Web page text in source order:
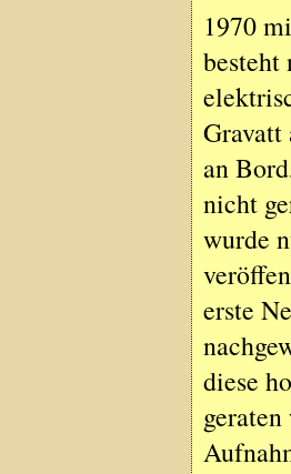
1970
besteht
an
nicht
wurde
erste
diese